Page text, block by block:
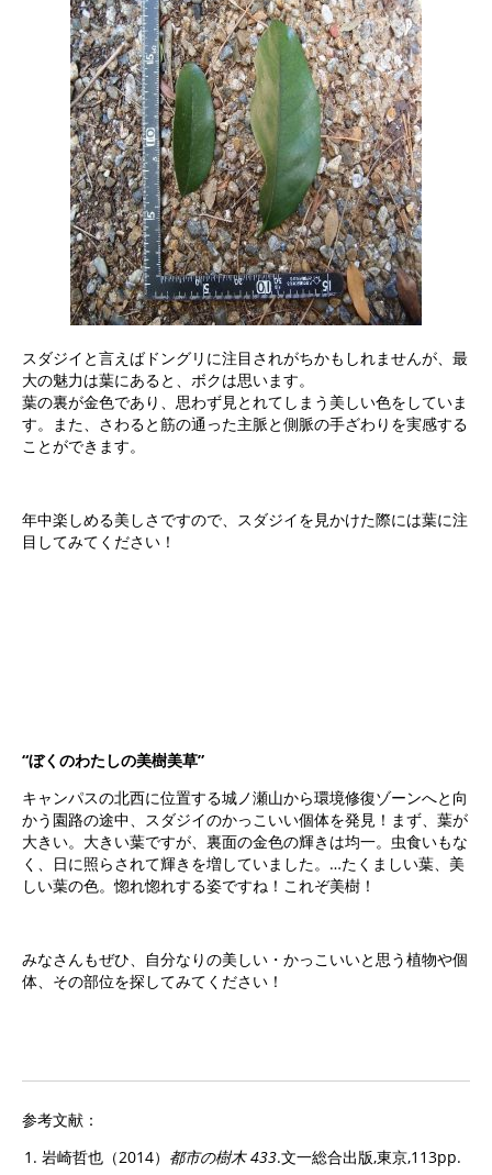
スダジイと言えばドングリに注目されがちかもしれませんが、最
大の魅力は葉にあると、ボクは思います。
葉の裏が金色であり、思わず見とれてしまう美しい色をしていま
す。また、さわると筋の通った主脈と側脈の手ざわりを実感する
ことができます。
年中楽しめる美しさですので、スダジイを見かけた際には葉に注
目してみてください！
“ぼくのわたしの美樹美草”
キャンパスの北西に位置する城ノ瀬山から環境修復ゾーンへと向
かう園路の途中、スダジイのかっこいい個体を発見！まず、葉が
大きい。大きい葉ですが、裏面の金色の輝きは均一。虫食いもな
く、日に照らされて輝きを増していました。…たくましい葉、美
しい葉の色。惚れ惚れする姿ですね！これぞ美樹！
みなさんもぜひ、自分なりの美しい・かっこいいと思う植物や個
体、その部位を探してみてください！
参考文献：
岩崎哲也（2014） 都市の樹木 433.文一総合出版,東京,113pp.